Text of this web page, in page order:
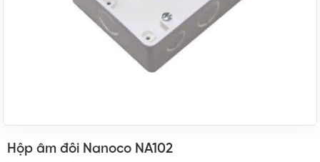
Hộp âm đôi Nanoco NA102